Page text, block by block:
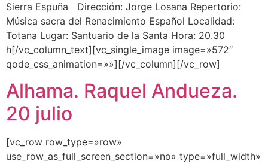
Sierra Espuña Dirección: Jorge Losana Repertorio:
Música sacra del Renacimiento Español Localidad:
Totana Lugar: Santuario de la Santa Hora: 20.30
h[/vc_column_text][vc_single_image image=»572″
qode_css_animation=»»][/vc_column][/vc_row]
Alhama. Raquel Andueza.
20 julio
[vc_row row_type=»row»
use_row_as_full_screen_section=»no» type=»full_width»